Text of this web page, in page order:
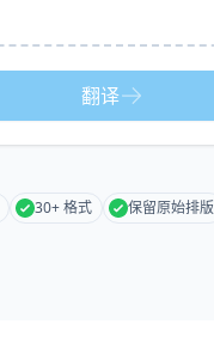
翻译
30+ 格式 保留原始排版